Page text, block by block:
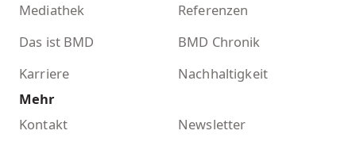
Mediathek
Das ist BMD
Karriere
Referenzen
BMD Chronik
Nachhaltigkeit
Mehr
Kontakt
Newsletter